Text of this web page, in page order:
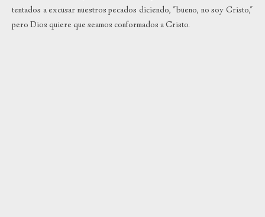
tentados a excusar nuestros pecados diciendo, "bueno, no soy Cristo,"
pero Dios quiere que seamos conformados a Cristo.